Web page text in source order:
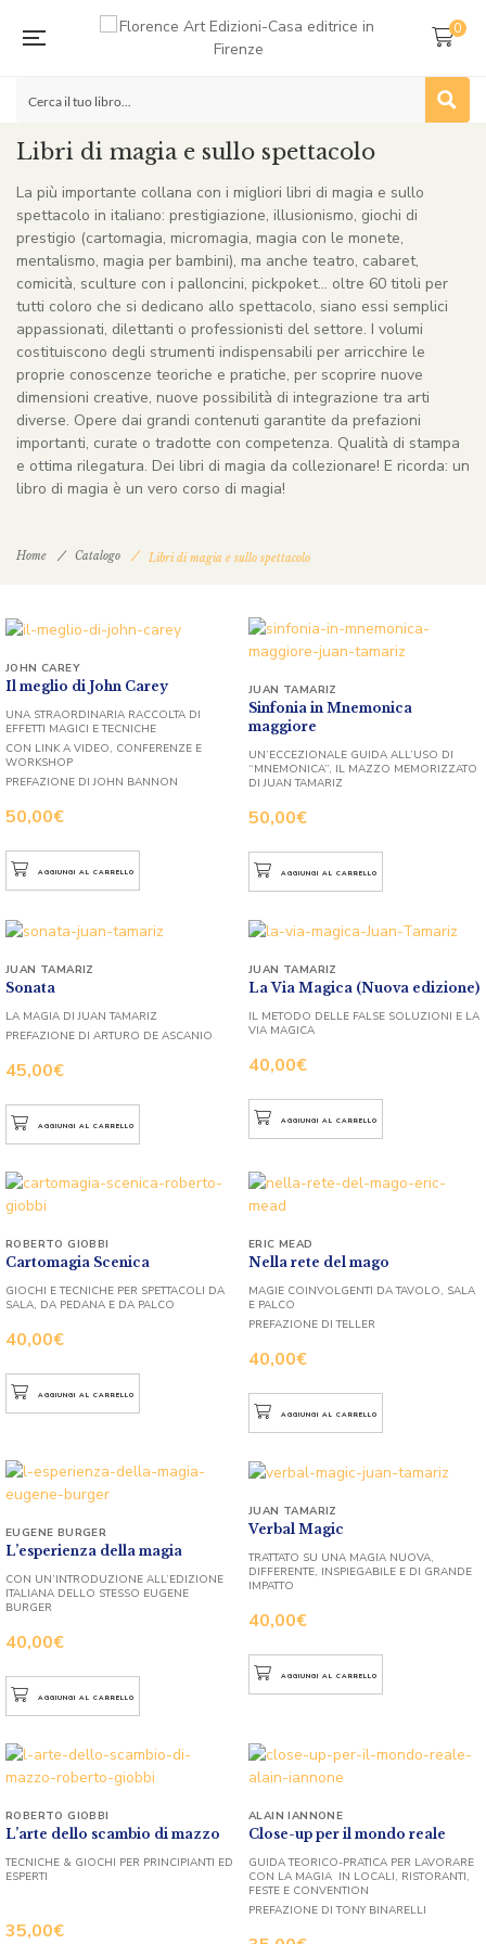
0
Libri di magia e sullo spettacolo
La più importante collana con i migliori libri di magia e sullo
spettacolo in italiano: prestigiazione, illusionismo, giochi di
prestigio (cartomagia, micromagia, magia con le monete,
mentalismo, magia per bambini), ma anche teatro, cabaret,
comicità, sculture con i palloncini, pickpoket… oltre 60 titoli per
tutti coloro che si dedicano allo spettacolo, siano essi semplici
appassionati, dilettanti o professionisti del settore. I volumi
costituiscono degli strumenti indispensabili per arricchire le
proprie conoscenze teoriche e pratiche, per scoprire nuove
dimensioni creative, nuove possibilità di integrazione tra arti
diverse. Opere dai grandi contenuti garantite da prefazioni
importanti, curate o tradotte con competenza. Qualità di stampa
e ottima rilegatura. Dei libri di magia da collezionare! E ricorda: un
libro di magia è un vero corso di magia!
Home Catalogo Libri di magia e sullo spettacolo
Il meglio di John Carey
50,00€
JOHN CAREY
UNA STRAORDINARIA RACCOLTA DI
EFFETTI MAGICI E TECNICHE
CON LINK A VIDEO, CONFERENZE E
WORKSHOP
PREFAZIONE DI JOHN BANNON
AGGIUNGI AL CARRELLO
Sinfonia in Mnemonica
maggiore
50,00€
JUAN TAMARIZ
UN’ECCEZIONALE GUIDA ALL’USO DI
“MNEMONICA”, IL MAZZO MEMORIZZATO
DI JUAN TAMARIZ
AGGIUNGI AL CARRELLO
Sonata
45,00€
JUAN TAMARIZ
LA MAGIA DI JUAN TAMARIZ
PREFAZIONE DI ARTURO DE ASCANIO
AGGIUNGI AL CARRELLO
La Via Magica (Nuova edizione)
40,00€
JUAN TAMARIZ
IL METODO DELLE FALSE SOLUZIONI E LA
VIA MAGICA
AGGIUNGI AL CARRELLO
Cartomagia Scenica
40,00€
ROBERTO GIOBBI
GIOCHI E TECNICHE PER SPETTACOLI DA
SALA, DA PEDANA E DA PALCO
AGGIUNGI AL CARRELLO
Nella rete del mago
40,00€
ERIC MEAD
MAGIE COINVOLGENTI DA TAVOLO, SALA
E PALCO
PREFAZIONE DI TELLER
AGGIUNGI AL CARRELLO
L’esperienza della magia
40,00€
EUGENE BURGER
CON UN’INTRODUZIONE ALL’EDIZIONE
ITALIANA DELLO STESSO EUGENE
BURGER
AGGIUNGI AL CARRELLO
Verbal Magic
40,00€
JUAN TAMARIZ
TRATTATO SU UNA MAGIA NUOVA,
DIFFERENTE, INSPIEGABILE E DI GRANDE
IMPATTO
AGGIUNGI AL CARRELLO
L’arte dello scambio di mazzo
35,00€
ROBERTO GIOBBI
TECNICHE & GIOCHI PER PRINCIPIANTI ED
ESPERTI
Close-up per il mondo reale
ALAIN IANNONE
GUIDA TEORICO-PRATICA PER LAVORARE
CON LA MAGIA IN LOCALI, RISTORANTI,
FESTE E CONVENTION
PREFAZIONE DI TONY BINARELLI